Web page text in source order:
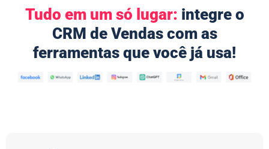
Tudo em um só lugar: integre o
CRM de Vendas com as
ferramentas que você já usa!